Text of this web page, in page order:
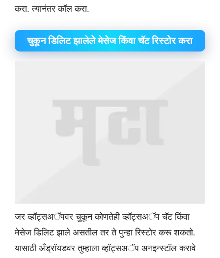
करा. त्यानंतर कॉल करा.
​चुकून डिलिट झालेले मेसेज किंवा चॅट रिस्टोर करा
जर व्हॉट्सअॅपवर चुकून कोणतेही व्हॉट्सअॅप चॅट किंवा
मेसेज डिलिट झाले असतील तर ते पुन्हा रिस्टोर करू शकतो.
यासाठी अँड्रॉयडवर तुम्हाला व्हॉट्सअॅप अनइन्स्टॉल करावे